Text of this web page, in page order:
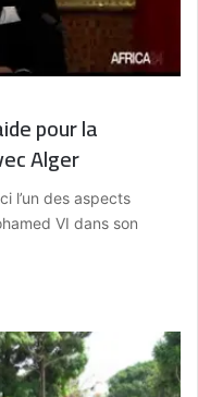
pour la
Alger
l’un des aspects
VI dans son